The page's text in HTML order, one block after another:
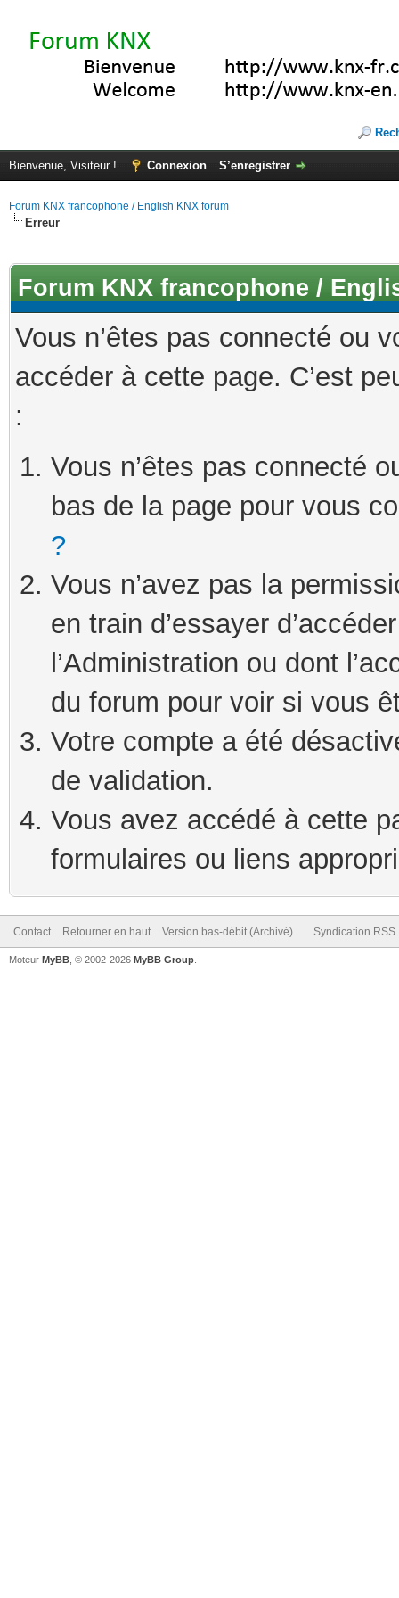
Bienvenue, Visiteur ! Connexion S’enregistrer
Forum KNX francophone / English KNX forum
Erreur
Forum KNX francophone /
Vous n’êtes pas connecté ou
accéder à cette page. C’est
:
Vous n’êtes pas connecté
bas de la page pour vous
?
Vous n’avez pas la
en train d’essayer
l’Administration ou dont
du forum pour voir si vous
Votre compte a été
de validation.
Vous avez accédé à cette
formulaires ou liens
Contact Retourner en haut Version bas-débit (Archivé) Syndication RSS
Moteur MyBB , © 2002-2026 MyBB Group